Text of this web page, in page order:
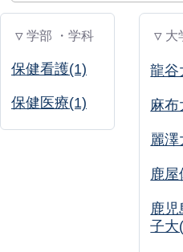
▽ 学部 ・学科
保健看護(1)
保健医療(1)
▽ 大
龍谷
麻布
麗澤
鹿屋
鹿
子大